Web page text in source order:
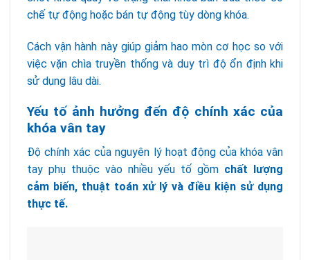
chế tự động hoặc bán tự động tùy dòng khóa.
Cách vận hành này giúp giảm hao mòn cơ học so với
việc vặn chìa truyền thống và duy trì độ ổn định khi
sử dụng lâu dài.
Yếu tố ảnh hưởng đến độ chính xác của
khóa vân tay
Độ chính xác của nguyên lý hoạt động của khóa vân
tay phụ thuộc vào nhiều yếu tố gồm chất lượng
cảm biến, thuật toán xử lý và điều kiện sử dụng
thực tế.